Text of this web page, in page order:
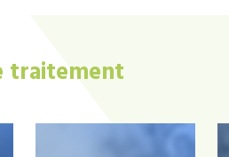
traitement